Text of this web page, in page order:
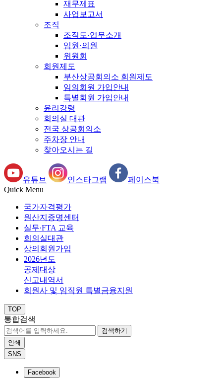
재무제표
사업보고서
조직
조직도·업무소개
임원·의원
위원회
회원제도
부산상공회의소 회원제도
임의회원 가입안내
특별회원 가입안내
윤리강령
회의실 대관
전국 상공회의소
주차장 안내
찾아오시는 길
유튜브 인스타그램
페이스북
Quick Menu
국가자격평가
원산지증명센터
실무∙FTA 교육
회의실대관
상의회원가입
2026년도
공제대상
신고내역서
회원사 및 임직원 특별금융지원
TOP
통합검색
검색하기
인쇄
SNS
Facebook